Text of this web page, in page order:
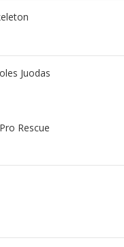
Juodas
Rescue